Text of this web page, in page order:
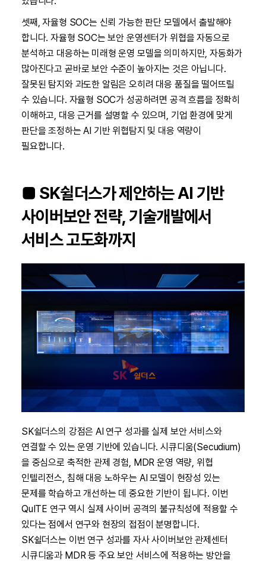
셋째, 자율형 SOC는 신뢰 가능한 판단 모델에서 출발해야
합니다. 자율형 SOC는 보안 운영센터가 위협을 자동으로
분석하고 대응하는 미래형 운영 모델을 의미하지만, 자동화가
많아진다고 곧바로 보안 수준이 높아지는 것은 아닙니다.
잘못된 탐지와 과도한 알림은 오히려 대응 품질을 떨어뜨릴
수 있습니다. 자율형 SOC가 성공하려면 공격 흐름을 정확히
이해하고, 대응 근거를 설명할 수 있으며, 기업 환경에 맞게
판단을 조정하는 AI 기반 위협탐지 및 대응 역량이
필요합니다.
■ SK쉴더스가 제안하는 AI 기반
사이버보안 전략, 기술개발에서
서비스 고도화까지
SK쉴더스의 강점은 AI 연구 성과를 실제 보안 서비스와
연결할 수 있는 운영 기반에 있습니다. 시큐디움(Secudium)
을 중심으로 축적한 관제 경험, MDR 운영 역량, 위협
인텔리전스, 침해 대응 노하우는 AI 모델이 현장성 있는
문제를 학습하고 개선하는 데 중요한 기반이 됩니다. 이번
QuITE 연구 역시 실제 사이버 공격의 불규칙성에 적용할 수
있다는 점에서 연구와 현장의 접점이 분명합니다.
SK쉴더스는 이번 연구 성과를 자사 사이버보안 관제센터
시큐디움과 MDR 등 주요 보안 서비스에 적용하는 방안을